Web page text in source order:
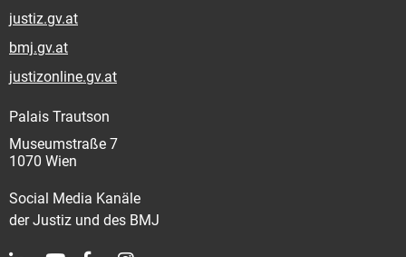
justiz.gv.at
bmj.gv.at
justizonline.gv.at
Palais Trautson
Museumstraße 7
1070 Wien
Social Media Kanäle
der Justiz und des BMJ